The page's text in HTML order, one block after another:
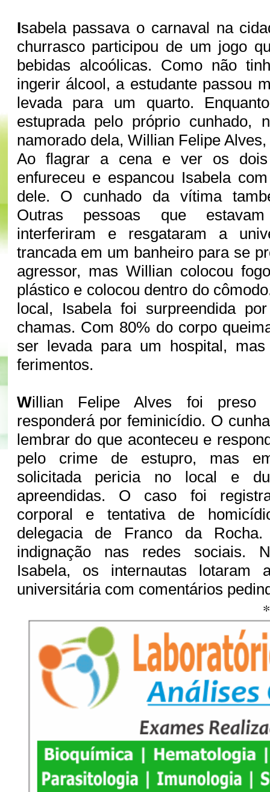
Isabela passava o carnaval na
churrasco participou de um jogo
bebidas alcoólicas. Como não
ingerir álcool, a estudante passou
levada para um quarto.
estuprada pelo próprio cunhado,
namorado dela, Willian Felipe
Ao flagrar a cena e ver os
enfureceu e espancou Isabela
dele. O cunhado da vítima
Outras pessoas que
interferiram e resgataram a
trancada em um banheiro para se
agressor, mas Willian colocou
plástico e colocou dentro do
local, Isabela foi surpreendida
chamas. Com 80% do corpo
ser levada para um hospital,
ferimentos.
Willian Felipe Alves foi preso
responderá por feminicídio. O
lembrar do que aconteceu e
pelo crime de estupro, mas
solicitada pericia no local e
apreendidas. O caso foi
corporal e tentativa de
delegacia de Franco da
indignação nas redes sociais.
Isabela, os internautas lotaram
universitária com comentários